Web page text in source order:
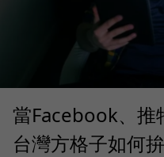
當Facebook、推
台灣方格子如何